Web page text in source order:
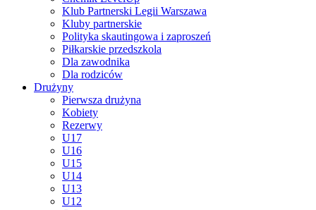
Klub Partnerski Legii Warszawa
Kluby partnerskie
Polityka skautingowa i zaproszeń
Piłkarskie przedszkola
Dla zawodnika
Dla rodziców
Drużyny
Pierwsza drużyna
Kobiety
Rezerwy
U17
U16
U15
U14
U13
U12